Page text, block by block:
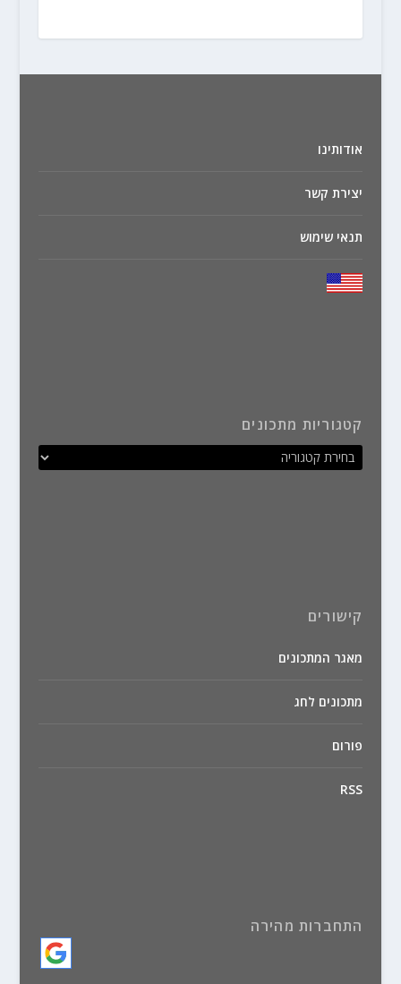
אודותינו
יצירת קשר
תנאי שימוש
קטגוריות מתכונים
קישורים
מאגר המתכונים
מתכונים לחג
פורום
RSS
התחברות מהירה